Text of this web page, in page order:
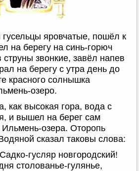
яровчатые, пошёл к
на берегу на синь-горюч
звонкие, завёл напев
на берегу с утра день до
красного солнышка
озеро.
как высокая гора, вода с
и вышел на берег сам
озера. Оторопь
сказал таковы слова:
гусляр новгородский!
столованье-гулянье,